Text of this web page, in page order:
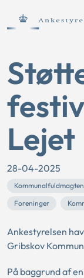
Lejet
28-04-2025
Foreninger
Ankestyrelsen
Gribskov
På baggrund af